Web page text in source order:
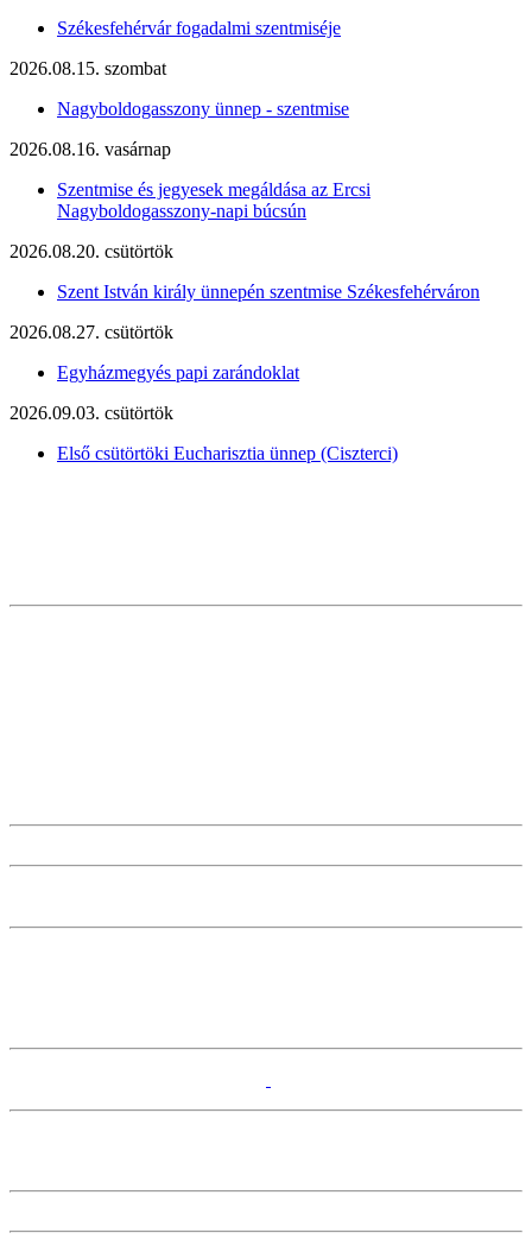
Székesfehérvár fogadalmi szentmiséje
2026.08.15. szombat
Nagyboldogasszony ünnep - szentmise
2026.08.16. vasárnap
Szentmise és jegyesek megáldása az Ercsi
Nagyboldogasszony-napi búcsún
2026.08.20. csütörtök
Szent István király ünnepén szentmise Székesfehérváron
2026.08.27. csütörtök
Egyházmegyés papi zarándoklat
2026.09.03. csütörtök
Első csütörtöki Eucharisztia ünnep (Ciszterci)